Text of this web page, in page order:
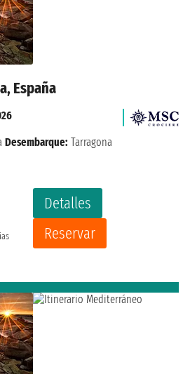
España
Detalles
Reservar
Desembarque: Tarragona